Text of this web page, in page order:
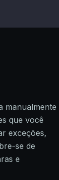
manualmente
que você
exceções,
se de
e